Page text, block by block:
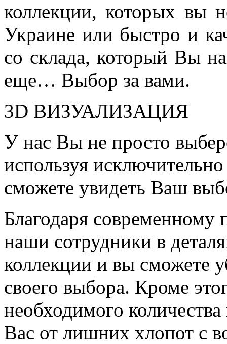
коллекции, которых вы
Украине или быстро и
со склада, который Вы
еще… Выбор за вами.
3D ВИЗУАЛИЗАЦИЯ
У нас Вы не просто
используя
сможете увидеть Ваш
Благодаря
наши сотрудники в
коллекции и вы сможете
своего выбора. Кроме
необходимого
Вас от лишних хлопот с